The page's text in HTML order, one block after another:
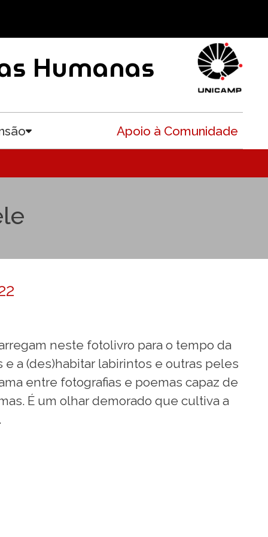
Humanas
Apoio à Comunidade
neste fotolivro para o tempo da
a (des)habitar labirintos e outras peles
entre fotografias e poemas capaz de
É um olhar demorado que cultiva a